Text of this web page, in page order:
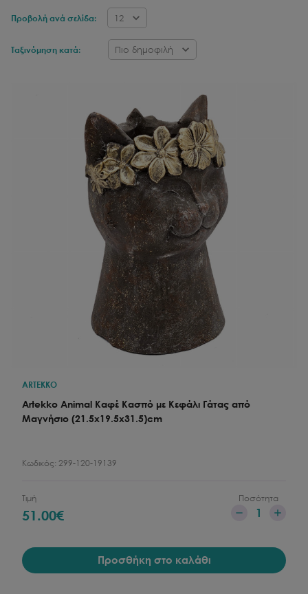
Προβολή ανά σελίδα: 12
Ταξινόμηση κατά: Πιο δημοφιλή
ARTEKKO
Artekko Animal Καφέ Κασπό με Κεφάλι Γάτας από
Μαγνήσιο (21.5x19.5x31.5)cm
Κωδικός: 299-120-19139
Τιμή
51.00€
Ποσότητα
1
Προσθήκη στο καλάθι